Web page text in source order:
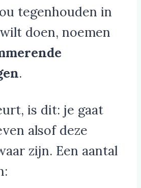
tegenhouden in
doen, noemen
.
is dit: je gaat
alsof deze
zijn. Een aantal